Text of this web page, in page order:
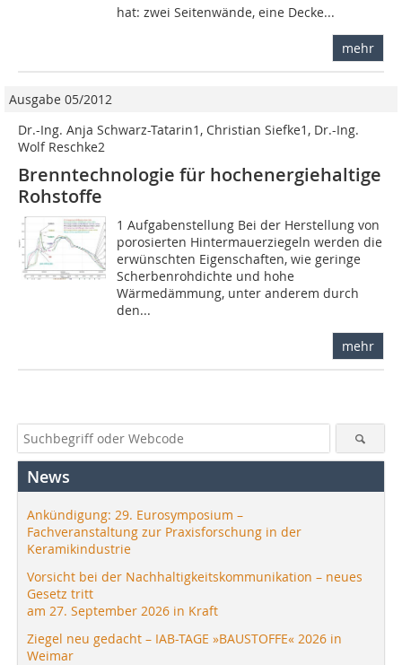
hat: zwei Seitenwände, eine Decke...
mehr
Ausgabe 05/2012
Dr.-Ing. Anja Schwarz-Tatarin1, Christian Siefke1, Dr.-Ing.
Wolf Reschke2
Brenntechnologie für hochenergiehaltige
Rohstoffe
1 Aufgabenstellung Bei der Herstellung von
porosierten Hintermauerziegeln werden die
erwünschten Eigenschaften, wie geringe
Scherbenrohdichte und hohe
Wärmedämmung, unter anderem durch
den...
mehr
News
Ankündigung: 29. Eurosymposium –
Fachveranstaltung zur Praxisforschung in der
Keramikindustrie
Vorsicht bei der Nachhaltigkeitskommunikation – neues
Gesetz tritt
am 27. September 2026 in Kraft
Ziegel neu gedacht – IAB-TAGE »BAUSTOFFE« 2026 in
Weimar